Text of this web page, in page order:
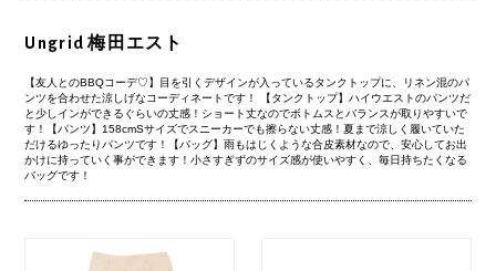
Ungrid 梅田エスト
【友人とのBBQコーデ♡】目を引くデザインが入っているタンクトップに、リネン混のパ
ンツを合わせた涼しげなコーディネートです！ 【タンクトップ】ハイウエストのパンツだ
と少しインができるぐらいの丈感！ショート丈なのでボトムスとバランスが取りやすいで
す！【パンツ】158cmSサイズでスニーカーでも擦らない丈感！夏まで涼しく履いていた
だけるゆったりパンツです！【バッグ】雨もはじくような合皮素材なので、安心してお出
かけに持っていく事ができます！小さすぎずのサイズ感が使いやすく、毎日持ちたくなる
バッグです！